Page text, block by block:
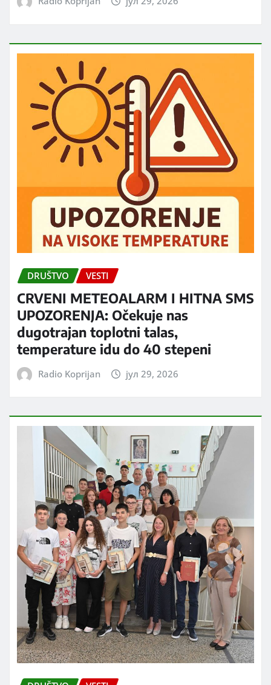
DRUŠTVO VESTI
CRVENI METEOALARM I HITNA SMS
UPOZORENJA: Očekuje nas
dugotrajan toplotni talas,
temperature idu do 40 stepeni
Radio Koprijan јул 29, 2026